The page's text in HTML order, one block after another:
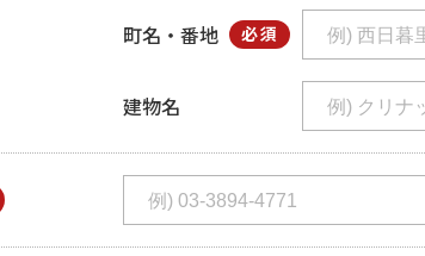
町名・番地 必須
建物名